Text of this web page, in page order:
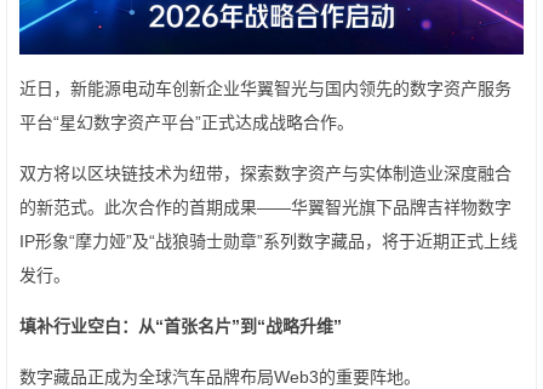
近日，新能源电动车创新企业华翼智光与国内领先的数字资产服务
平台“星幻数字资产平台”正式达成战略合作。
双方将以区块链技术为纽带，探索数字资产与实体制造业深度融合
的新范式。此次合作的首期成果——华翼智光旗下品牌吉祥物数字
IP形象“摩力娅”及“战狼骑士勋章”系列数字藏品，将于近期正式上线
发行。
填补行业空白：从“首张名片”到“战略升维”
数字藏品正成为全球汽车品牌布局Web3的重要阵地。